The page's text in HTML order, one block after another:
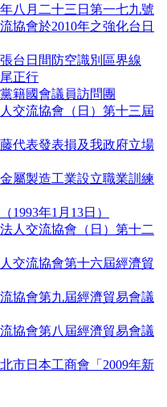
八月二十三日第一七九號
協會於2010年之強化台日
台日間防空識別區界線
正行
籍國會議員訪問團
交流協會（日）第十三屆
代表發表損及我政府立場
屬製造工業設立職業訓練
1993年1月13日）
人交流協會（日）第十二
交流協會第十六屆經濟貿
協會第九屆經濟貿易會議
協會第八屆經濟貿易會議
市日本工商會「2009年新